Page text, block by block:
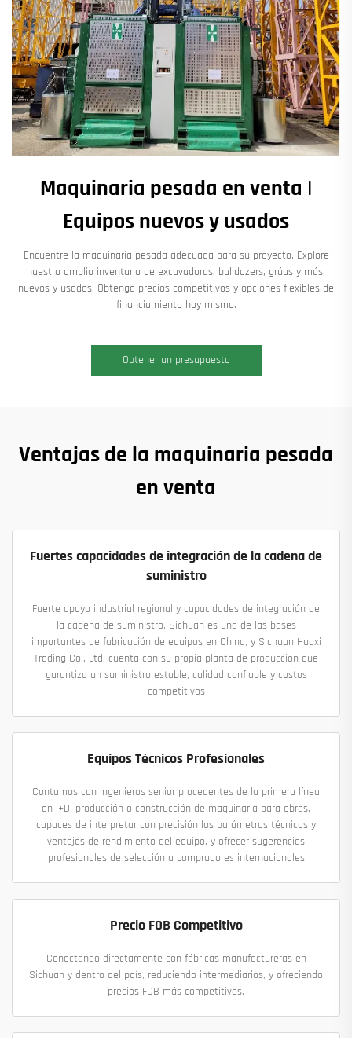
Maquinaria pesada en venta |
Equipos nuevos y usados
Encuentre la maquinaria pesada adecuada para su proyecto. Explore
nuestro amplio inventario de excavadoras, bulldozers, grúas y más,
nuevos y usados. Obtenga precios competitivos y opciones flexibles de
financiamiento hoy mismo.
Obtener un presupuesto
Ventajas de la maquinaria pesada
en venta
Fuertes capacidades de integración de la cadena de
suministro
Fuerte apoyo industrial regional y capacidades de integración de
la cadena de suministro. Sichuan es una de las bases
importantes de fabricación de equipos en China, y Sichuan Huaxi
Trading Co., Ltd. cuenta con su propia planta de producción que
garantiza un suministro estable, calidad confiable y costos
competitivos
Equipos Técnicos Profesionales
Contamos con ingenieros senior procedentes de la primera línea
en I+D, producción o construcción de maquinaria para obras,
capaces de interpretar con precisión los parámetros técnicos y
ventajas de rendimiento del equipo, y ofrecer sugerencias
profesionales de selección a compradores internacionales
Precio FOB Competitivo
Conectando directamente con fábricas manufactureras en
Sichuan y dentro del país, reduciendo intermediarios, y ofreciendo
precios FOB más competitivos.